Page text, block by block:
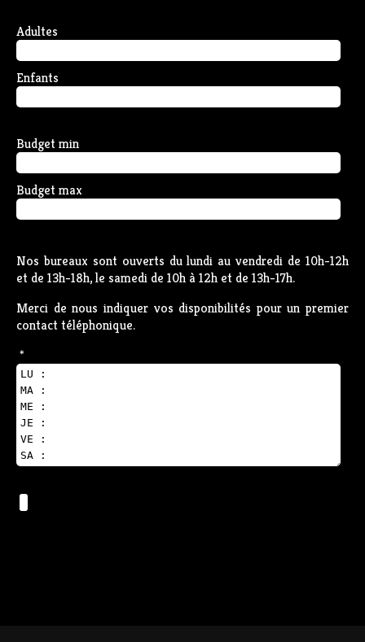
Adultes
Enfants
Budget min
Budget max
Nos bureaux sont ouverts du lundi au vendredi de 10h-12h
et de 13h-18h, le samedi de 10h à 12h et de 13h-17h.
Merci de nous indiquer vos disponibilités pour un premier
contact téléphonique.
*